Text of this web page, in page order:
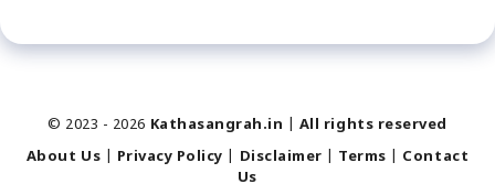
© 2023 - 2026 Kathasangrah.in
All rights reserved
About Us
Privacy Policy Disclaimer Terms
Contact
Us